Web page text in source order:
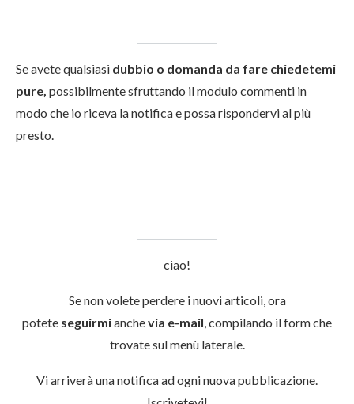
Se avete qualsiasi dubbio o domanda da fare chiedetemi
pure, possibilmente sfruttando il modulo commenti in
modo che io riceva la notifica e possa rispondervi al più
presto.
ciao!
Se non volete perdere i nuovi articoli, ora
potete seguirmianchevia e-mail , compilando il form che
trovate sul menù laterale.
Vi arriverà una notifica ad ogni nuova pubblicazione.